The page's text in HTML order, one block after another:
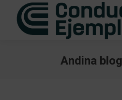
Andina blog